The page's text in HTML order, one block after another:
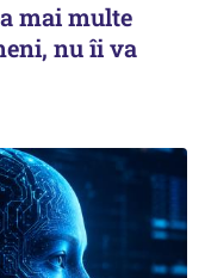
mai multe
nu îi va